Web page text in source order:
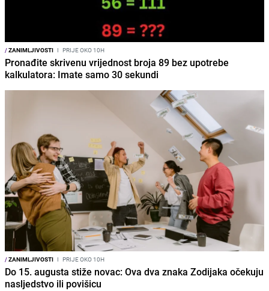
/ZANIMLJIVOSTI I PRIJE OKO 10H
Pronađite skrivenu vrijednost broja 89 bez upotrebe
kalkulatora: Imate samo 30 sekundi
/ZANIMLJIVOSTI I PRIJE OKO 10H
Do 15. augusta stiže novac: Ova dva znaka Zodijaka očekuju
nasljedstvo ili povišicu